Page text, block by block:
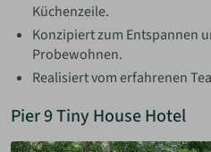
Küchenzeile.
Konzipiert zum Entspannen
Probewohnen.
Realisiert vom erfahrenen
Pier 9 Tiny House Hotel